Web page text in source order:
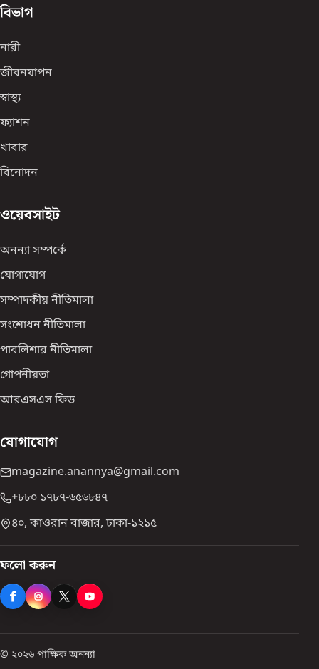
বিভাগ
নারী
জীবনযাপন
স্বাস্থ্য
ফ্যাশন
খাবার
বিনোদন
ওয়েবসাইট
অনন্যা সম্পর্কে
যোগাযোগ
সম্পাদকীয় নীতিমালা
সংশোধন নীতিমালা
পাবলিশার নীতিমালা
গোপনীয়তা
আরএসএস ফিড
যোগাযোগ
magazine.anannya@gmail.com
+৮৮০ ১৭৮৭-৬৫৬৮৪৭
৪০, কাওরান বাজার, ঢাকা-১২১৫
ফলো করুন
© ২০২৬ পাক্ষিক অনন্যা